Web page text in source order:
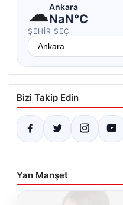
☁Ankara
NaN°C
ŞEHIR SEÇ
Bizi Takip Edin
Yan Manşet